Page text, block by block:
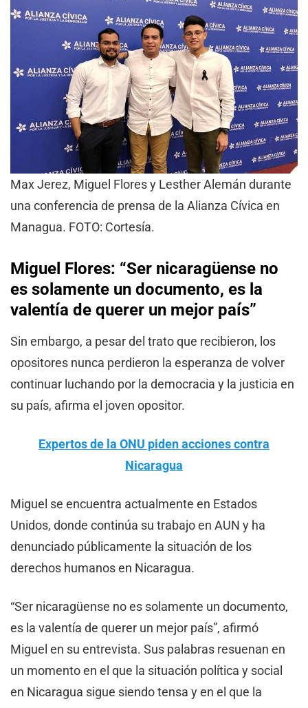
Max Jerez, Miguel Flores y Lesther Alemán durante
una conferencia de prensa de la Alianza Cívica en
Managua. FOTO: Cortesía.
Miguel Flores: “Ser nicaragüense no
es solamente un documento, es la
valentía de querer un mejor país”
Sin embargo, a pesar del trato que recibieron, los
opositores nunca perdieron la esperanza de volver
continuar luchando por la democracia y la justicia en
su país, afirma el joven opositor.
Expertos de la ONU piden acciones contra
Nicaragua
Miguel se encuentra actualmente en Estados
Unidos, donde continúa su trabajo en AUN y ha
denunciado públicamente la situación de los
derechos humanos en Nicaragua.
“Ser nicaragüense no es solamente un documento,
es la valentía de querer un mejor país”, afirmó
Miguel en su entrevista. Sus palabras resuenan en
un momento en el que la situación política y social
en Nicaragua sigue siendo tensa y en el que la